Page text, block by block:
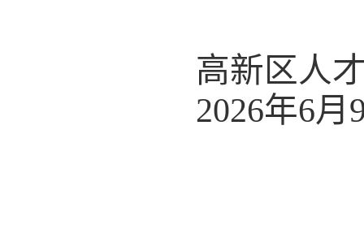
高新区人
2026年6月